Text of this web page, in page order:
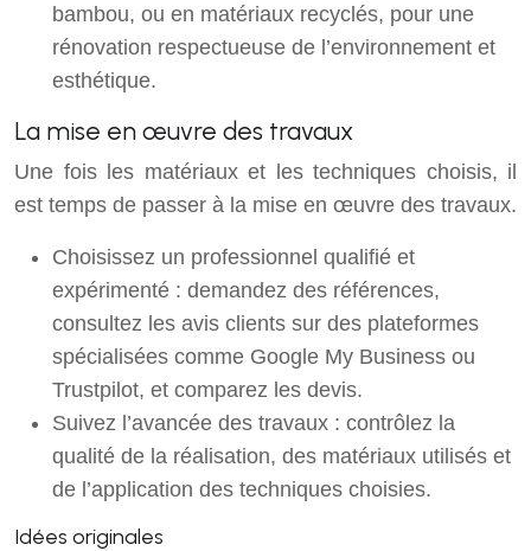
bambou, ou en matériaux recyclés, pour une
rénovation respectueuse de l’environnement et
esthétique.
La mise en œuvre des travaux
Une fois les matériaux et les techniques choisis, il
est temps de passer à la mise en œuvre des travaux.
Choisissez un professionnel qualifié et
expérimenté : demandez des références,
consultez les avis clients sur des plateformes
spécialisées comme Google My Business ou
Trustpilot, et comparez les devis.
Suivez l’avancée des travaux : contrôlez la
qualité de la réalisation, des matériaux utilisés et
de l’application des techniques choisies.
Idées originales